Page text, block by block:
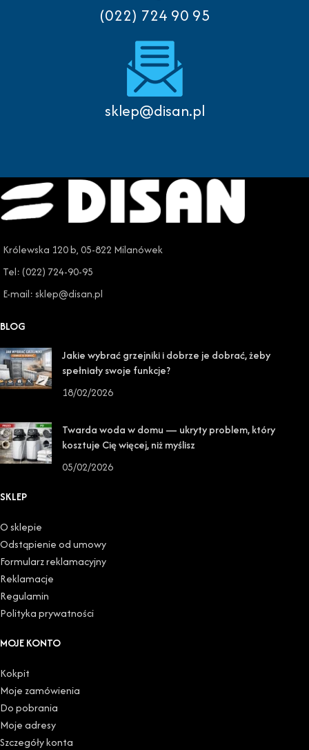
(022) 724 90 95
sklep@disan.pl
Królewska 120 b, 05-822 Milanówek
Tel: (022) 724-90-95
E-mail: sklep@disan.pl
BLOG
Jakie wybrać grzejniki i dobrze je dobrać, żeby
spełniały swoje funkcje?
18/02/2026
Twarda woda w domu — ukryty problem, który
kosztuje Cię więcej, niż myślisz
05/02/2026
SKLEP
O sklepie
Odstąpienie od umowy
Formularz reklamacyjny
Reklamacje
Regulamin
Polityka prywatności
MOJE KONTO
Kokpit
Moje zamówienia
Do pobrania
Moje adresy
Szczegóły konta